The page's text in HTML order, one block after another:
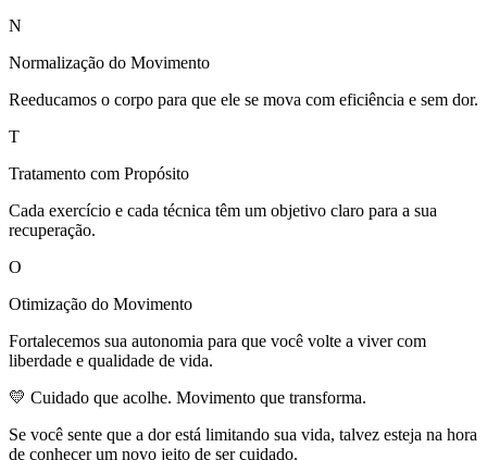
N
Normalização do Movimento
Reeducamos o corpo para que ele se mova com eficiência e sem dor.
T
Tratamento com Propósito
Cada exercício e cada técnica têm um objetivo claro para a sua
recuperação.
O
Otimização do Movimento
Fortalecemos sua autonomia para que você volte a viver com
liberdade e qualidade de vida.
💛 Cuidado que acolhe. Movimento que transforma.
Se você sente que a dor está limitando sua vida, talvez esteja na hora
de conhecer um novo jeito de ser cuidado.